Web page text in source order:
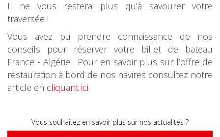
Il ne vous restera plus qu’à savourer votre
traversée !
Vous avez pu prendre connaissance de nos
conseils pour réserver votre billet de bateau
France - Algérie. Pour en savoir plus sur l’offre de
restauration à bord de nos navires consultez notre
article en cliquant ici.
Vous souhaitez en savoir plus sur nos actualités ?